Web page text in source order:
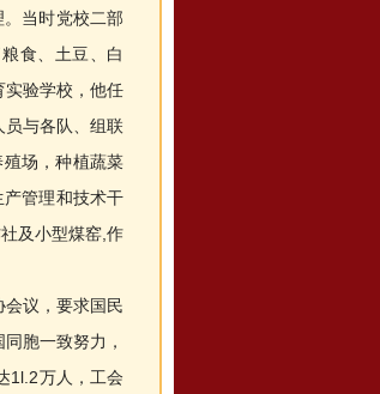
当时党校二部
食、土豆、白
实验学校，他任
与各队、组联
场，种植蔬菜
管理和技术干
及小型煤窑,作
议，要求国民
胞一致努力，
1l.2万人，工会